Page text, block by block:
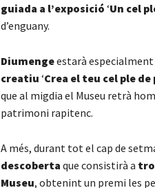
guiada a l’exposició ‘Un cel
d’enguany.
Diumengeestarà especialment
creatiu ‘Crea el teu cel ple de
que al migdia el Museu retrà
patrimoni rapitenc.
A més, durant tot el cap de
descoberta que consistirà a
Museu, obtenint un premi les